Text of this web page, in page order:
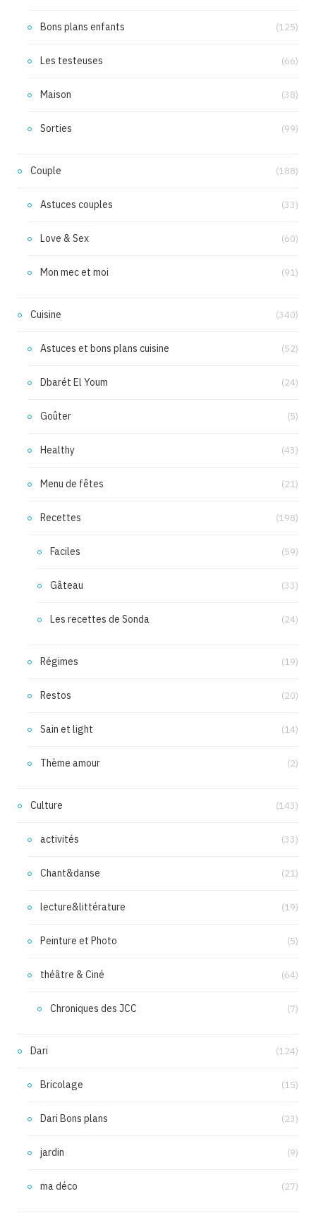
Bons plans enfants (125)
Les testeuses (66)
Maison (38)
Sorties (99)
Couple (188)
Astuces couples (33)
Love & Sex (60)
Mon mec et moi (91)
Cuisine (340)
Astuces et bons plans cuisine (52)
Dbarét El Youm (24)
Goûter (5)
Healthy (43)
Menu de fêtes (21)
Recettes (198)
Faciles (59)
Gâteau (33)
Les recettes de Sonda (24)
Régimes (19)
Restos (20)
Sain et light (14)
Thème amour (2)
Culture (143)
activités (33)
Chant&danse (21)
lecture&littérature (19)
Peinture et Photo (5)
théâtre & Ciné (64)
Chroniques des JCC (7)
Dari (124)
Bricolage (15)
Dari Bons plans (23)
jardin (9)
ma déco (27)